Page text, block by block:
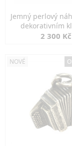
Jemný perlový
dekorativním
2 300 Kč
NOVÉ